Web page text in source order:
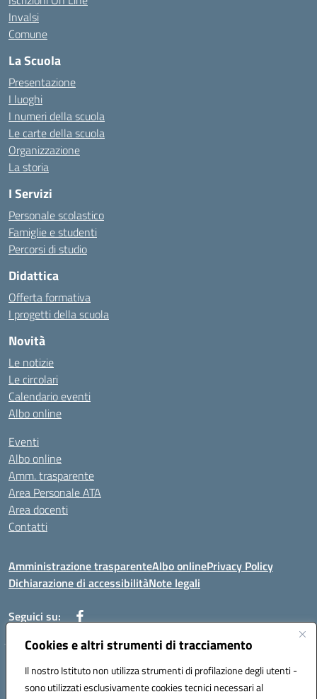
Cookies e altri strumenti di tracciamento
Il nostro Istituto non utilizza strumenti di profilazione degli utenti -
sono utilizzati esclusivamente cookies tecnici necessari al
Invalsi
Comune
La Scuola
Presentazione
I luoghi
I numeri della scuola
Le carte della scuola
Organizzazione
La storia
I Servizi
Personale scolastico
Famiglie e studenti
Percorsi di studio
Didattica
Offerta formativa
I progetti della scuola
Novità
Le notizie
Le circolari
Calendario eventi
Albo online
Eventi
Albo online
Amm. trasparente
Area Personale ATA
Area docenti
Contatti
Amministrazione trasparenteAlbo onlinePrivacy Policy
Dichiarazione di accessibilitàNote legali
Seguici su:
Indirizzo: VIA BRECCIAME, 46 - 81024 MADDALONI (CE)
Mail: CEIC8AU001@istruzione.it - Pec: CEIC8AU001@pec.istruzione.it -
Telefono: 0823408721